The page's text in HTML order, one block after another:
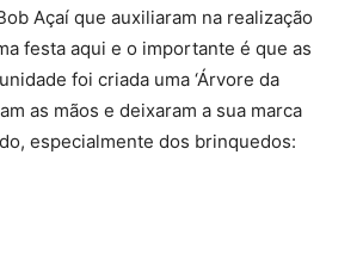
Açaí que auxiliaram na realização
festa aqui e o importante é que as
foi criada uma ‘Árvore da
as mãos e deixaram a sua marca
especialmente dos brinquedos: